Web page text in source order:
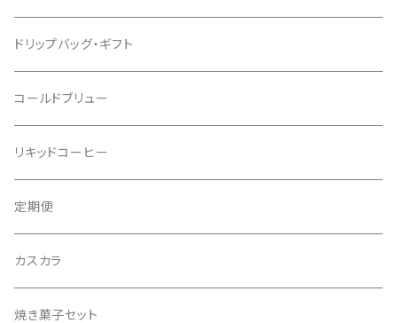
ドリップバッグ・ギフト
コールドブリュー
リキッドコーヒー
定期便
カスカラ
焼き菓子セット